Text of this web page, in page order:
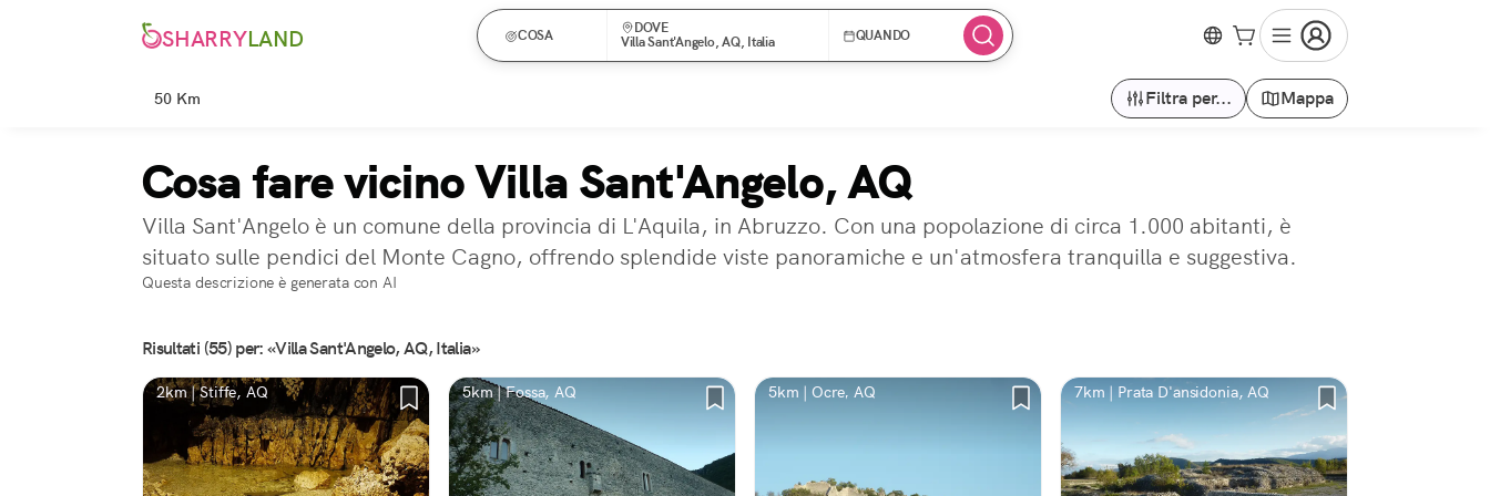
SHARRYLAND COSA
DOVE
Villa Sant'Angelo, AQ, Italia
QUANDO
50 Km Filtra per... Mappa
Cosa fare vicino Villa Sant'Angelo, AQ
Villa Sant'Angelo è un comune della provincia di L'Aquila, in Abruzzo. Con una popolazione di circa 1.000 abitanti, è
situato sulle pendici del Monte Cagno, offrendo splendide viste panoramiche e un'atmosfera tranquilla e suggestiva.
Questa descrizione è generata con AI
Risultati (55) per: «Villa Sant'Angelo, AQ, Italia»
2km | Stiffe, AQ 5km | Fossa, AQ 5km | Ocre, AQ 7km | Prata D'ansidonia, AQ